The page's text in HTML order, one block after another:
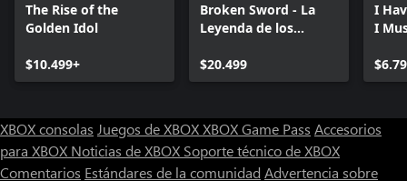
The Rise of the
Golden Idol
$10.499+
Broken Sword - La
Leyenda de los
$20.499
I
I
XBOX consolas Juegos de XBOXXBOX Game Pass Accesorios
para XBOX Noticias de XBOX Soporte técnico de XBOX
Comentarios Estándares de la comunidad Advertencia sobre